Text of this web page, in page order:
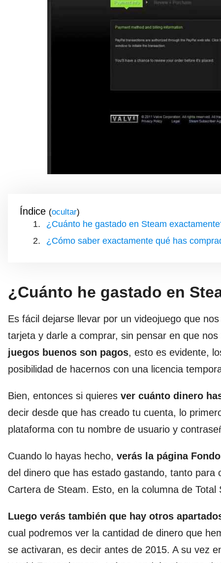
Índice ( )
¿Cuánto he gastado en Steam
¿Cómo saber exactamente qué has
¿Cuánto he gastado en
Es fácil dejarse llevar por un videojuego que
tarjeta y darle a comprar, sin pensar en que
juegos buenos son pagos, esto es evidente,
posibilidad de hacernos con una licencia
Bien, entonces si quieres ver cuánto dinero
decir desde que has creado tu cuenta, lo
plataforma con tu nombre de usuario y
Cuando lo hayas hecho, verás la página
del dinero que has estado gastando, tanto
Cartera de Steam. Esto, en la columna de
Luego verás también que hay otros
cual podremos ver la cantidad de dinero que
se activaran, es decir antes de 2015. A su vez